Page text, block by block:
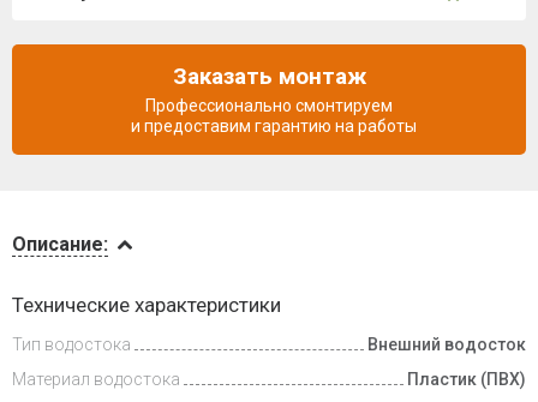
Доставка
Описание:
Технические характеристики
Тип водостока
Внешний водосток
Материал водостока
Пластик (ПВХ)
Заказать монтаж
Профессионально смонтируем
и предоставим гарантию на работы